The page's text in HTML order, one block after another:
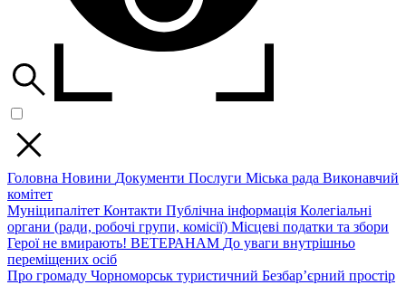
Головна Новини Документи Послуги Міська рада Виконавчий
комітет
Муніципалітет Контакти Публічна інформація Колегіальні
органи (ради, робочі групи, комісії) Місцеві податки та збори
Герої не вмирають! ВЕТЕРАНАМ До уваги внутрішньо
переміщених осіб
Про громаду Чорноморськ туристичний Безбар’єрний простір